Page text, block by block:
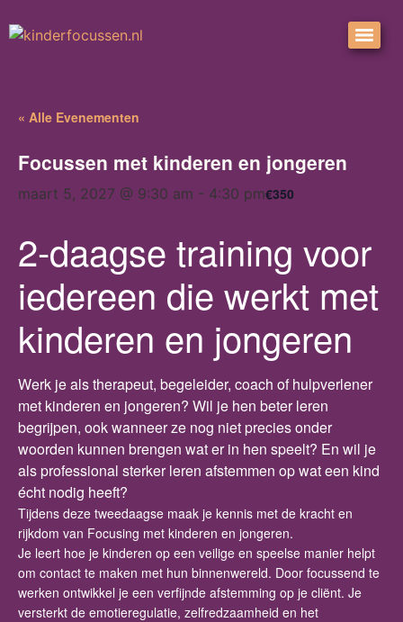
« Alle Evenementen
Focussen met kinderen en jongeren
maart 5, 2027 @ 9:30 am - 4:30 pm€350
2-daagse training voor
iedereen die werkt met
kinderen en jongeren
Werk je als therapeut, begeleider, coach of hulpverlener
met kinderen en jongeren? Wil je hen beter leren
begrijpen, ook wanneer ze nog niet precies onder
woorden kunnen brengen wat er in hen speelt? En wil je
als professional sterker leren afstemmen op wat een kind
écht nodig heeft?
Tijdens deze tweedaagse maak je kennis met de kracht en
rijkdom van Focusing met kinderen en jongeren.
Je leert hoe je kinderen op een veilige en speelse manier helpt
om contact te maken met hun binnenwereld. Door focussend te
werken ontwikkel je een verfijnde afstemming op je cliënt. Je
versterkt de emotieregulatie, zelfredzaamheid en het